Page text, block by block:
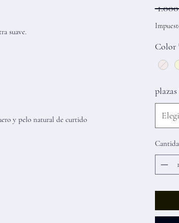
suave.
y pelo natural de curtido
Color
plazas